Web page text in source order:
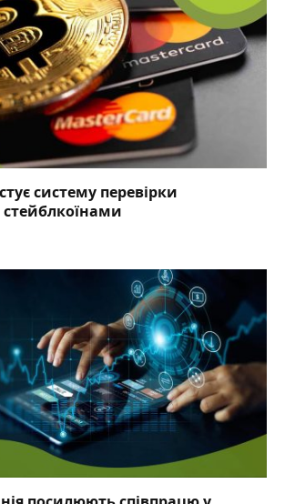
систему перевірки
стейблкоїнами